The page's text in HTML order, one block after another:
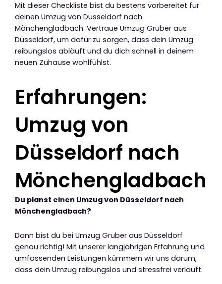
Mit dieser Checkliste bist du bestens vorbereitet für
deinen Umzug von Düsseldorf nach
Mönchengladbach. Vertraue Umzug Gruber aus
Düsseldorf, um dafür zu sorgen, dass dein Umzug
reibungslos abläuft und du dich schnell in deinem
neuen Zuhause wohlfühlst.
Erfahrungen:
Umzug von
Düsseldorf nach
Mönchengladbach
Du planst einen Umzug von Düsseldorf nach
Mönchengladbach?
Dann bist du bei Umzug Gruber aus Düsseldorf
genau richtig! Mit unserer langjährigen Erfahrung und
umfassenden Leistungen kümmern wir uns darum,
dass dein Umzug reibungslos und stressfrei verläuft.